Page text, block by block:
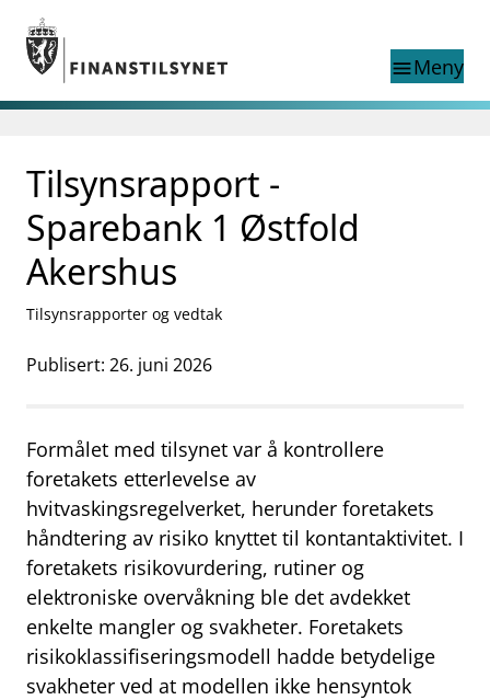
Gå til hovedinnhold
Gå til søkesiden
menuMeny
nettstedet
language
English
exist in English
English home page
Tilsyn
Aktuelt
Finanstilsynets registre
Om Finanstilsynet
mail_outlineKontakt oss
work_outlineJobb hos oss
dashboardInformasjon for investorer
notifications_noneAbonner på nyhetsvarsel
Tilsynsrapport -
Sparebank 1 Østfold
Akershus
Tilsynsrapporter og vedtak
Publisert: 26. juni 2026
Formålet med tilsynet var å kontrollere
foretakets etterlevelse av
hvitvaskingsregelverket, herunder foretakets
håndtering av risiko knyttet til kontantaktivitet. I
foretakets risikovurdering, rutiner og
elektroniske overvåkning ble det avdekket
enkelte mangler og svakheter. Foretakets
risikoklassifiseringsmodell hadde betydelige
svakheter ved at modellen ikke hensyntok